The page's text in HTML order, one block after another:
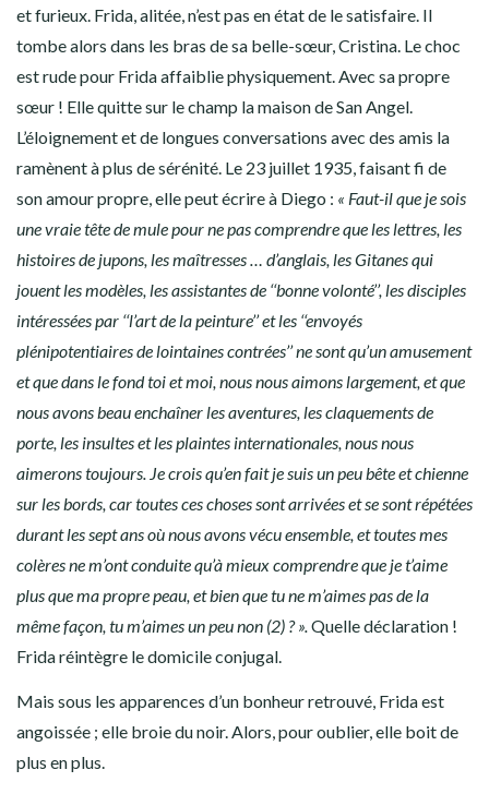
et furieux. Frida, alitée, n’est pas en état de le satisfaire. Il
tombe alors dans les bras de sa belle-sœur, Cristina. Le choc
est rude pour Frida affaiblie physiquement. Avec sa propre
sœur ! Elle quitte sur le champ la maison de San Angel.
L’éloignement et de longues conversations avec des amis la
ramènent à plus de sérénité. Le 23 juillet 1935, faisant fi de
son amour propre, elle peut écrire à Diego : « Faut-il que je sois
une vraie tête de mule pour ne pas comprendre que les lettres, les
histoires de jupons, les maîtresses … d’anglais, les Gitanes qui
jouent les modèles, les assistantes de ‘‘bonne volonté’’, les disciples
intéressées par ‘‘l’art de la peinture’’ et les ‘‘envoyés
plénipotentiaires de lointaines contrées’’ ne sont qu’un amusement
et que dans le fond toi et moi, nous nous aimons largement, et que
nous avons beau enchaîner les aventures, les claquements de
porte, les insultes et les plaintes internationales, nous nous
aimerons toujours. Je crois qu’en fait je suis un peu bête et chienne
sur les bords, car toutes ces choses sont arrivées et se sont répétées
durant les sept ans où nous avons vécu ensemble, et toutes mes
colères ne m’ont conduite qu’à mieux comprendre que je t’aime
plus que ma propre peau, et bien que tu ne m’aimes pas de la
même façon, tu m’aimes un peu non (2) ? ». Quelle déclaration !
Frida réintègre le domicile conjugal.
Mais sous les apparences d’un bonheur retrouvé, Frida est
angoissée ; elle broie du noir. Alors, pour oublier, elle boit de
plus en plus.